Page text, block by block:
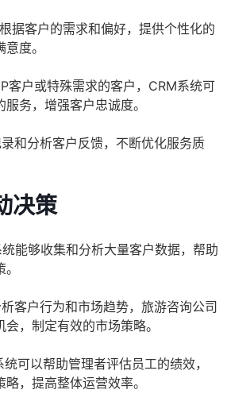
据客户的需求和偏好，提供个性化的
度。
客户或特殊需求的客户，CRM系统可
务，增强客户忠诚度。
和分析客户反馈，不断优化服务质
决策
统能够收集和分析大量客户数据，帮助
客户行为和市场趋势，旅游咨询公司
，制定有效的市场策略。
统可以帮助管理者评估员工的绩效，
，提高整体运营效率。